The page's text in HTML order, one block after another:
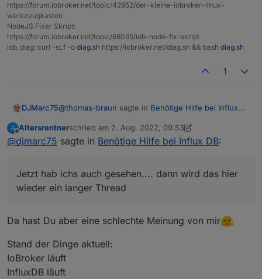
https://forum.iobroker.net/topic/42952/der-kleine-iobroker-linux-
werkzeugkasten
NodeJS Fixer Skript:
https://forum.iobroker.net/topic/68035/iob-node-fix-skript
iob_diag: curl -sLf -o diag.sh https://iobroker.net/diag.sh && bash diag.sh
1
DJMarc75@thomas-braun sagte in Benötige Hilfe bei Influx
Altersrentner kam mit influxdb2 an
Jetzt hab ichs auch gesehen.... dann wird das hier
wieder ein langer Thread
A
Offline
Altersrentnerschrieb am 2. Aug. 2022, 09:53
zuletzt editiert von Altersrentner8. Feb. 2022, 11:58
@djmarc75 sagte in Benötige Hilfe bei Influx DB:
Jetzt hab ichs auch gesehen.... dann wird das hier
wieder ein langer Thread
Da hast Du aber eine schlechte Meinung von mir
Stand der Dinge aktuell:
IoBroker läuft
InfluxDB läuft